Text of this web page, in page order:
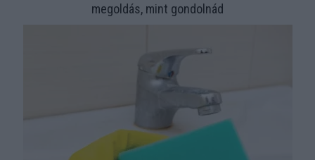
megoldás, mint gondolnád